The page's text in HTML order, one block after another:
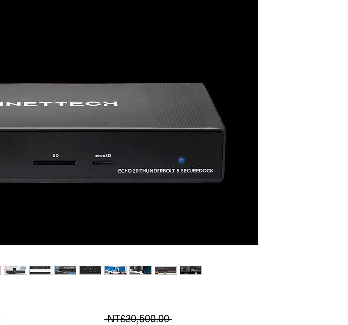
NT$20,500.00 Regular